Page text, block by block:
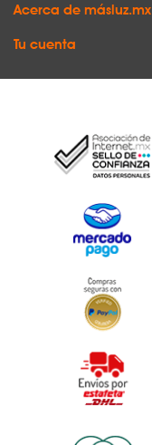
Acerca de másluz.mx
Tu cuenta